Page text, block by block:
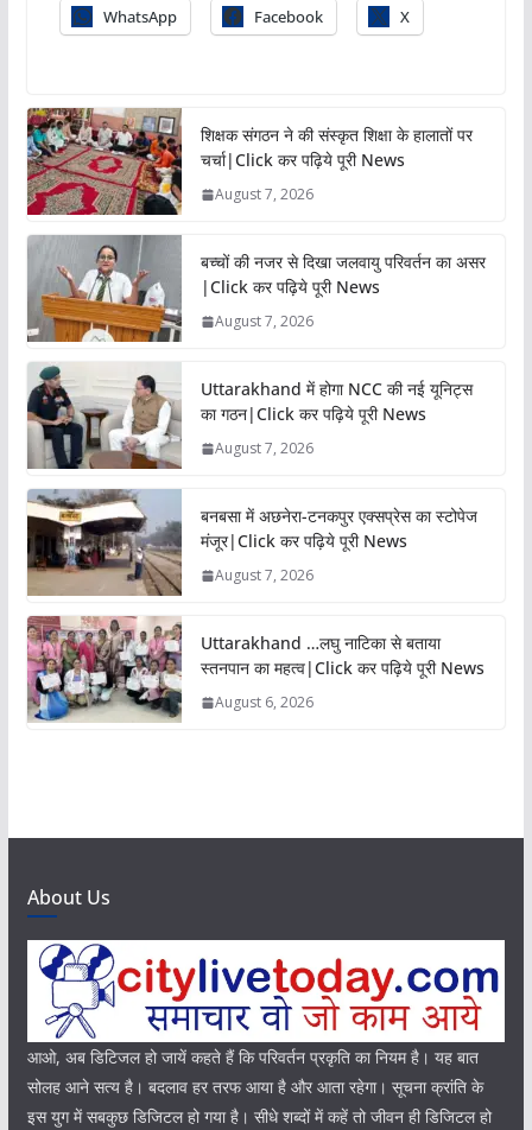
WhatsApp Facebook X
शिक्षक संगठन ने की संस्कृत शिक्षा के हालातों पर
चर्चा|Click कर पढ़िये पूरी News
August 7, 2026
बच्चों की नजर से दिखा जलवायु परिवर्तन का असर
|Click कर पढ़िये पूरी News
August 7, 2026
Uttarakhand में होगा NCC की नई यूनिट्स
का गठन|Click कर पढ़िये पूरी News
August 7, 2026
बनबसा में अछनेरा-टनकपुर एक्सप्रेस का स्टोपेज
मंजूर|Click कर पढ़िये पूरी News
August 7, 2026
Uttarakhand …लघु नाटिका से बताया
स्तनपान का महत्व|Click कर पढ़िये पूरी News
August 6, 2026
About Us
आओ, अब डिटिजल हो जायें कहते हैं कि परिवर्तन प्रकृति का नियम है। यह बात
सोलह आने सत्य है। बदलाव हर तरफ आया है और आता रहेगा। सूचना क्रांति के
इस युग में सबकुछ डिजिटल हो गया है। सीधे शब्दों में कहें तो जीवन ही डिजिटल हो